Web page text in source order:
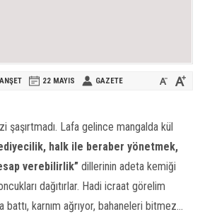
22 MAYIS GAZETE
şaşırtmadı. Lafa gelince mangalda kül
halk ile beraber yönetmek,
verebilirlik” dillerinin adeta kemiği
dağıtırlar. Hadi icraat görelim
battı, karnım ağrıyor, bahaneleri bitmez…